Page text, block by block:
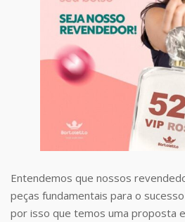
Entendemos que nossos
peças fundamentais para o
por isso que temos uma proposta